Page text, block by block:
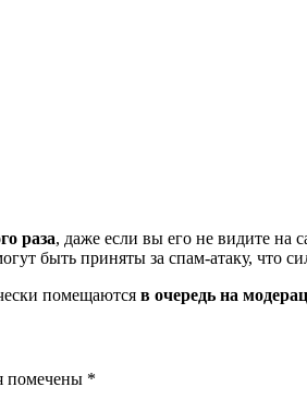
раза, даже если вы его не видите на
быть приняты за спам-атаку, что
помещаются в очередь на
помечены *